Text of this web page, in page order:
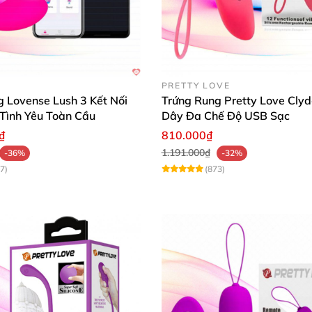
100%, tạo cảm giác chân thực như đang được
nhạy cảm nhất,đặc biệt với khả năng chống thấm
Leten Brush
Lovense Lush 3 Kết Nối
Yêu Toàn Cầu
-36%
PRETTY LOVE
Trứng Rung Pretty Love
Dây Đa Chế Độ USB Sạc
810.000₫
1.191.000₫
-32%
(873)